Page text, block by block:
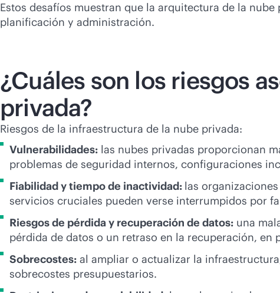
Estos desafíos muestran que la arquitectura de la
planificación y administración.
¿Cuáles son los riesgos
privada?
Riesgos de la infraestructura de la nube privada:
Vulnerabilidades: las nubes privadas proporcionan
problemas de seguridad internos, configuraciones
Fiabilidad y tiempo de inactividad: las
servicios cruciales pueden verse interrumpidos por
Riesgos de pérdida y recuperación de datos: una
pérdida de datos o un retraso en la recuperación,
Sobrecostes: al ampliar o actualizar la
sobrecostes presupuestarios.